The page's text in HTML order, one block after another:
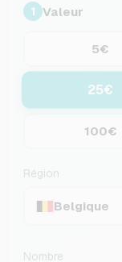
1 Valeur
5€
25€
100€
Région
Belgique
Nombre